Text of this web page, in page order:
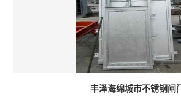
丰泽海绵城市不锈钢闸门